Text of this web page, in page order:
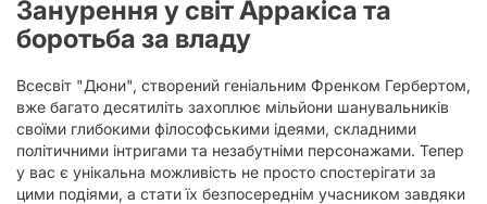
Занурення у світ Арракіса та
боротьба за владу
Всесвіт "Дюни", створений геніальним Френком Гербертом,
вже багато десятиліть захоплює мільйони шанувальників
своїми глибокими філософськими ідеями, складними
політичними інтригами та незабутніми персонажами. Тепер
у вас є унікальна можливість не просто спостерігати за
цими подіями, а стати їх безпосереднім учасником завдяки